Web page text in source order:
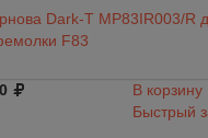
Dark-T MP83IR003/R
F83
В корзину
Быстрый